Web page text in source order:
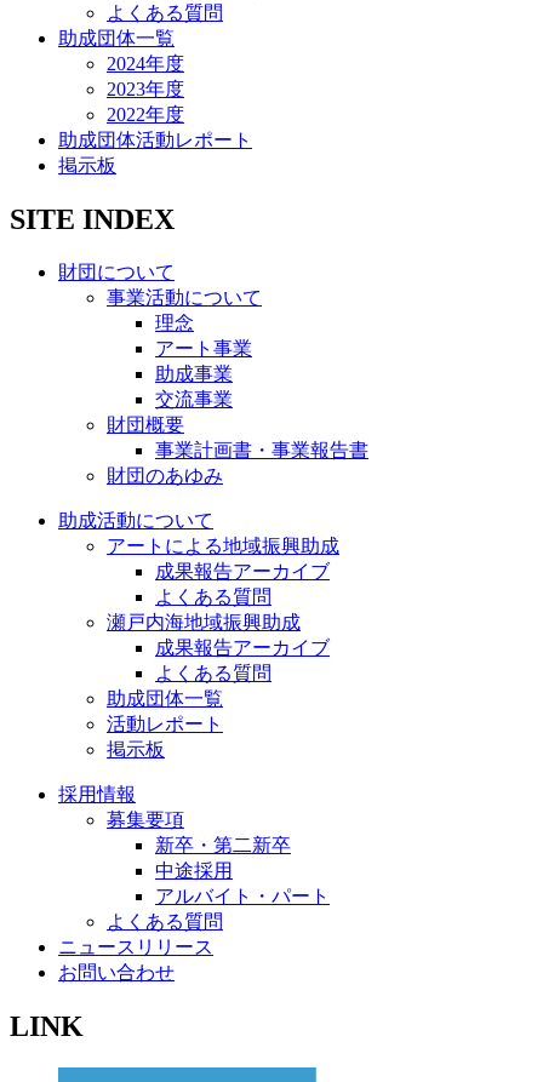
よくある質問
助成団体一覧
2024年度
2023年度
2022年度
助成団体活動レポート
掲示板
SITE INDEX
財団について
事業活動について
理念
アート事業
助成事業
交流事業
財団概要
事業計画書・事業報告書
財団のあゆみ
助成活動について
アートによる地域振興助成
成果報告アーカイブ
よくある質問
瀬戸内海地域振興助成
成果報告アーカイブ
よくある質問
助成団体一覧
活動レポート
掲示板
採用情報
募集要項
新卒・第二新卒
中途採用
アルバイト・パート
よくある質問
ニュースリリース
お問い合わせ
LINK